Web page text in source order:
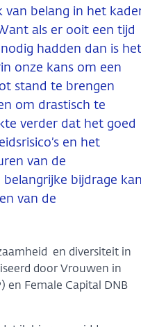
belang in het
als er ooit een tijd
hadden dan is het
onze kans om een
stand te brengen
om drastisch te
verder dat het goed
en het
van de
bijdrage
van de
en diversiteit in
door Vrouwen in
en Female Capital DNB